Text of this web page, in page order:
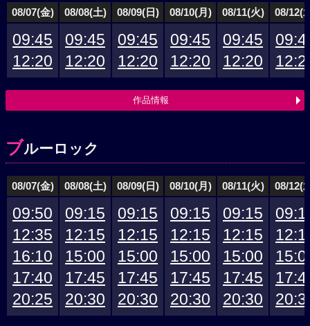
08/07(金) 08/08(土) 08/09(日) 08/10(月) 08/11(火) 08/12(
09:45
12:20
09:45
12:20
09:45
12:20
09:45
12:20
09:45
12:20
作品情報
ブルーロック
08/07(金) 08/08(土) 08/09(日) 08/10(月) 08/11(火) 08/12(
09:50
12:35
16:10
17:40
20:25
09:15
12:15
15:00
17:45
20:30
09:15
12:15
15:00
17:45
20:30
09:15
12:15
15:00
17:45
20:30
09:15
12:15
15:00
17:45
20:30